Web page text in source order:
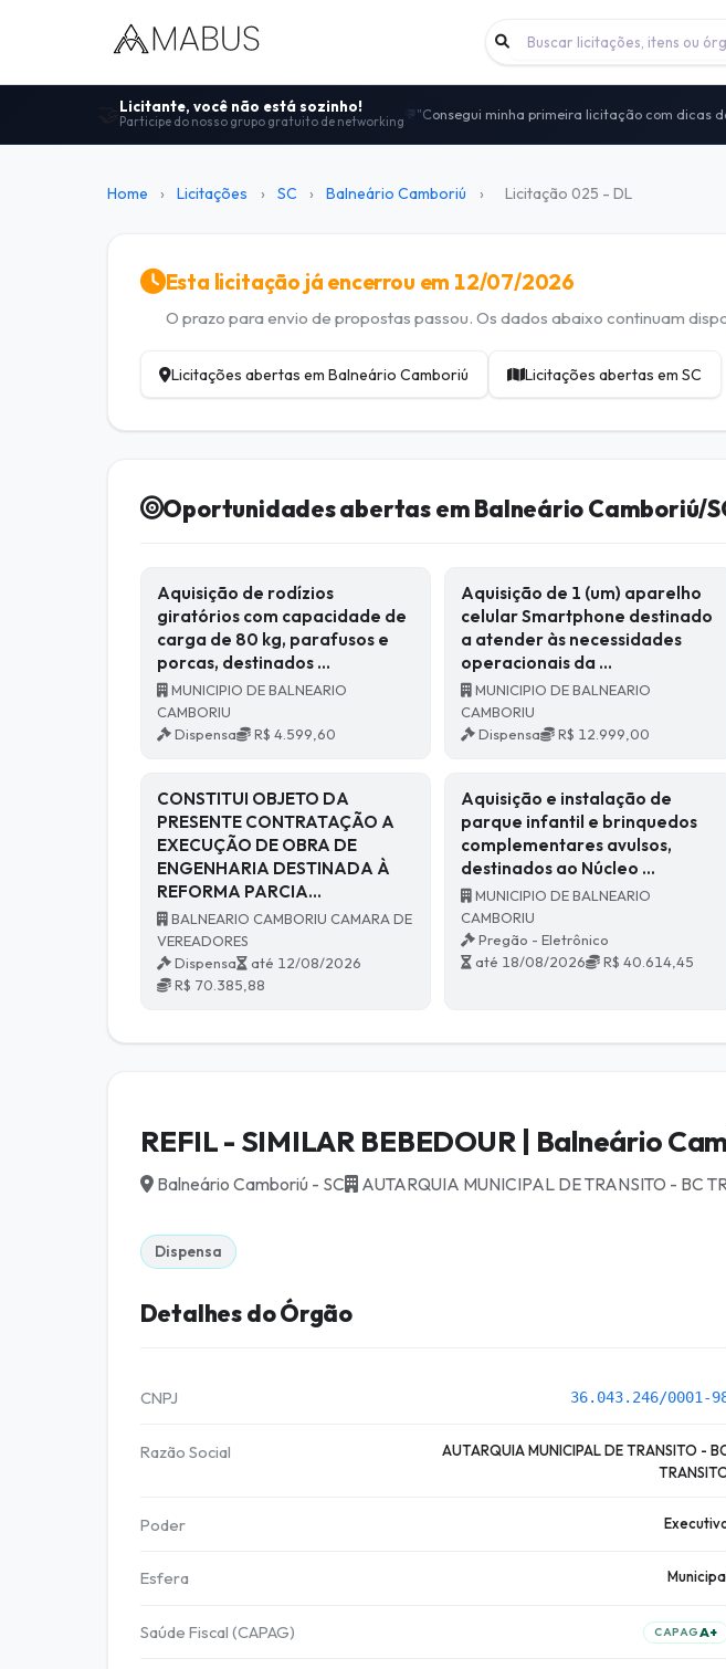
Licitante, você não está sozinho!
Participe do nosso grupo gratuito de networking
💬 "Consegui minha primeira licitação com dicas
🔓 100% gratuito — sem vendas, sem spam, só
Home › Licitações › SC › Balneário Camboriú › Licitação 025 - DL
Esta licitação já encerrou em 12/07/2026
O prazo para envio de propostas passou. Os dados abaixo continuam
Licitações abertas em Balneário Camboriú Licitações abertas em SC
Oportunidades abertas em Balneário Camboriú/
Aquisição de rodízios
giratórios com capacidade de
carga de 80 kg, parafusos e
porcas, destinados …
MUNICIPIO DE BALNEARIO
CAMBORIU
Dispensa
R$ 4.599,60
Aquisição de 1 (um) aparelho
celular Smartphone destinado
a atender às necessidades
operacionais da …
MUNICIPIO DE BALNEARIO
CAMBORIU
Dispensa
R$ 12.999,00
CONSTITUI OBJETO DA
PRESENTE CONTRATAÇÃO A
EXECUÇÃO DE OBRA DE
ENGENHARIA DESTINADA À
REFORMA PARCIA…
BALNEARIO CAMBORIU CAMARA DE
VEREADORES
Dispensa
até 12/08/2026
R$ 70.385,88
Aquisição e instalação de
parque infantil e brinquedos
complementares avulsos,
destinados ao Núcleo …
MUNICIPIO DE BALNEARIO
CAMBORIU
Pregão - Eletrônico
até 18/08/2026
R$ 40.614,45
REFIL - SIMILAR BEBEDOUR | Balneário
Balneário Camboriú - SC AUTARQUIA MUNICIPAL DE TRANSITO - BC
Dispensa
Detalhes do Órgão
CNPJ 36.043.246/0001-
Razão Social
AUTARQUIA MUNICIPAL DE TRANSITO -
Poder
Esfera
Saúde Fiscal (CAPAG) CAPAGA+